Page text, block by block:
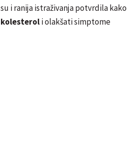
i ranija istraživanja potvrdila kako
kolesteroli olakšati simptome